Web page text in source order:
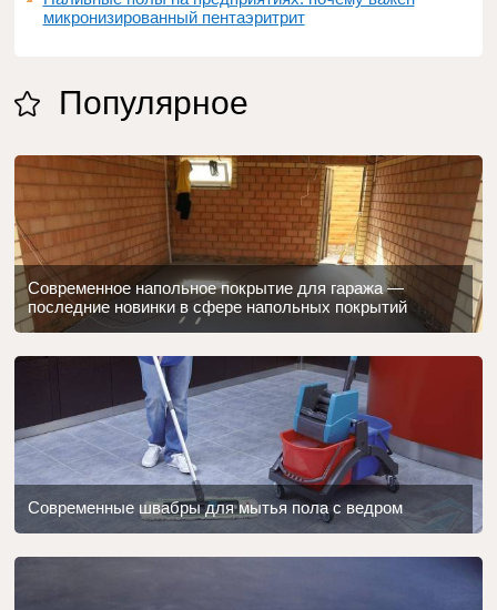
микронизированный пентаэритрит
Популярное
Современное напольное покрытие для гаража —
последние новинки в сфере напольных покрытий
Современные швабры для мытья пола с ведром